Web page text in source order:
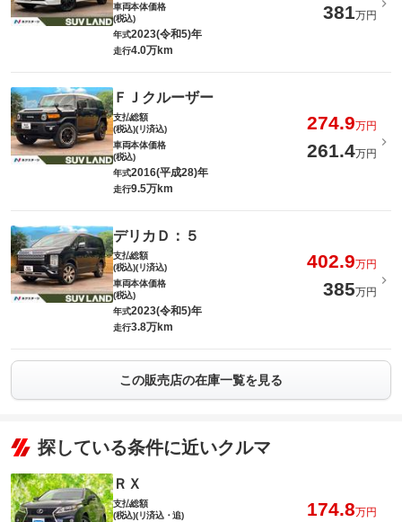
車両本体価格
(税込)
381万円
年式2023(令和5)年
走行4.0万km
ＦＪクルーザー
支払総額
(税込)(リ済込)
274.9万円
車両本体価格
(税込)
261.4万円
年式2016(平成28)年
走行9.5万km
デリカＤ：５
支払総額
(税込)(リ済込)
402.9万円
車両本体価格
(税込)
385万円
年式2023(令和5)年
走行3.8万km
この販売店の在庫一覧を見る
探している条件に近いクルマ
ＲＸ
支払総額
(税込)(リ済込・追)
174.8万円